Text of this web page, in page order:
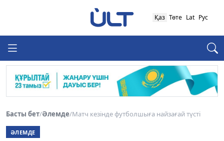
Қаз Төте Lat Рус
Басты бет/Әлемде/Матч кезінде футболшыға найзағай түсті
ӘЛЕМДЕ